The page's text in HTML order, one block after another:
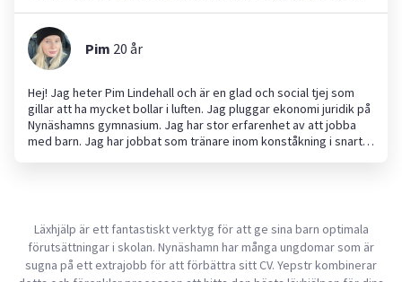
och har klarat mig ur många stressiga och jobbiga situationer
och därför tycker jag att jag är på pålitlig person att jobba som
antingen barnvakt eller hundvakt.
Pim 20 år
Hej! Jag heter Pim Lindehall och är en glad och social tjej som
gillar att ha mycket bollar i luften. Jag pluggar ekonomi juridik på
Nynäshamns gymnasium. Jag har stor erfarenhet av att jobba
med barn. Jag har jobbat som tränare inom konståkning i snart 4
erfarenhet av att sköta jobb själv, att komma i tid, sköta
tidrapportering, och mycket mer! Jag är även utbildad i hlr i alla
åldrar (spädbarn till vuxna), har även certifikat på det!
Läxhjälp är ett fantastiskt verktyg för att ge sina barn optimala
förutsättningar i skolan. Nynäshamn har många ungdomar som är
sugna på ett extrajobb för att förbättra sitt CV. Yepstr kombinerar